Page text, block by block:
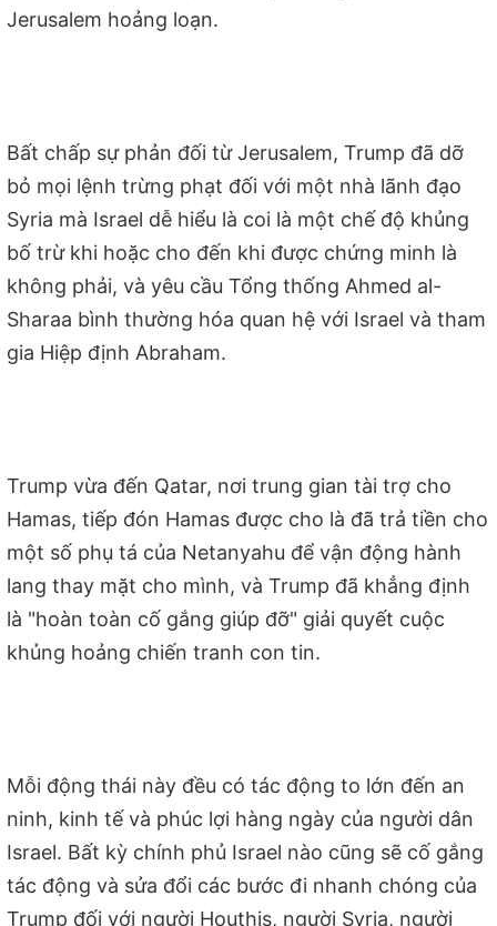
Jerusalem hoảng loạn.
Bất chấp sự phản đối từ Jerusalem, Trump đã dỡ
bỏ mọi lệnh trừng phạt đối với một nhà lãnh đạo
Syria mà Israel dễ hiểu là coi là một chế độ khủng
bố trừ khi hoặc cho đến khi được chứng minh là
không phải, và yêu cầu Tổng thống Ahmed al-
Sharaa bình thường hóa quan hệ với Israel và tham
gia Hiệp định Abraham.
Trump vừa đến Qatar, nơi trung gian tài trợ cho
Hamas, tiếp đón Hamas được cho là đã trả tiền cho
một số phụ tá của Netanyahu để vận động hành
lang thay mặt cho mình, và Trump đã khẳng định
là "hoàn toàn cố gắng giúp đỡ" giải quyết cuộc
khủng hoảng chiến tranh con tin.
Mỗi động thái này đều có tác động to lớn đến an
ninh, kinh tế và phúc lợi hàng ngày của người dân
Israel. Bất kỳ chính phủ Israel nào cũng sẽ cố gắng
tác động và sửa đổi các bước đi nhanh chóng của
Trump đối với người Houthis, người Syria, người